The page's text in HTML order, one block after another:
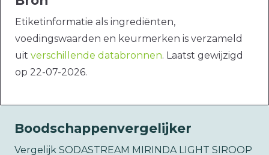
Etiketinformatie als ingrediënten,
voedingswaarden en keurmerken is verzameld
uit verschillende databronnen. Laatst gewijzigd
op 22-07-2026.
Boodschappenvergelijker
Vergelijk SODASTREAM MIRINDA LIGHT SIROOP